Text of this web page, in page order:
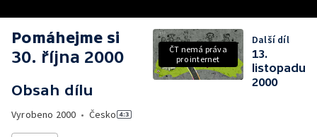
Pomáhejme si
30. října 2000
Obsah dílu
Vyrobeno 2000 • Česko
ČT nemá práva
pro internet
Další díl
13.
listopadu
2000